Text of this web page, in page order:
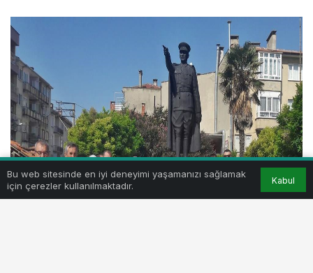
Bu web sitesinde en iyi deneyimi yaşamanızı sağlamak
için çerezler kullanılmaktadır.
Kabul